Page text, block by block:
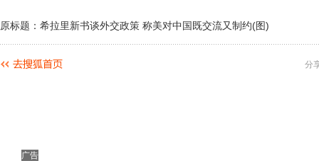
原标题：希拉里新书谈外交政策 称美对中国既交流又制约(图)
分
广告